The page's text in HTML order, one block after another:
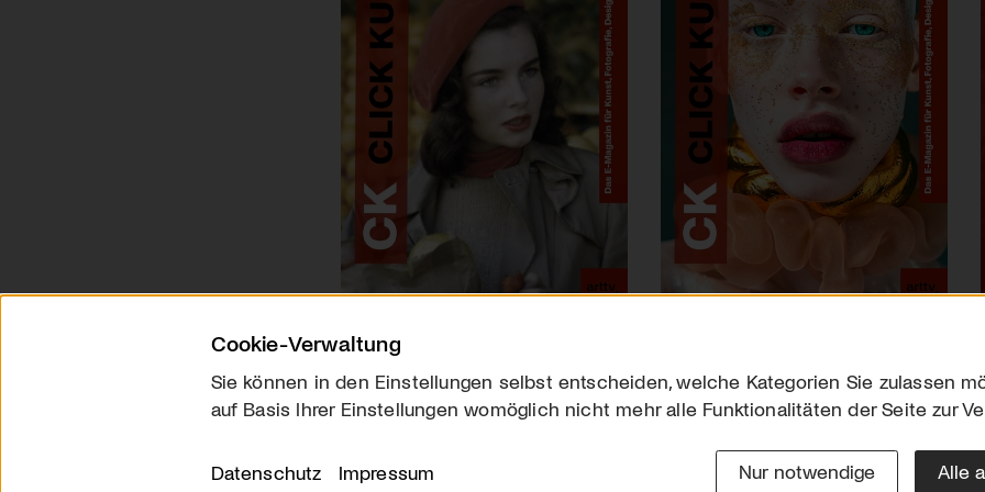
Über uns
Downloads
Cookie-Verwaltung
Sie können in den Einstellungen selbst entscheiden, welche Kategorien Sie zulassen
auf Basis Ihrer Einstellungen womöglich nicht mehr alle Funktionalitäten der Seite zur
Datenschutz Impressum Nur notwendige Alle